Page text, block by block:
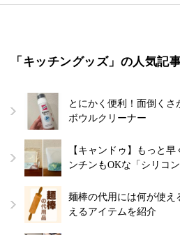
「キッチングッズ」の人気記
とにかく便利！面倒く
ボウルクリーナー
【キャンドゥ】もっと
ンチンもOKな「シリコ
麺棒の代用には何が使え
えるアイテムを紹介